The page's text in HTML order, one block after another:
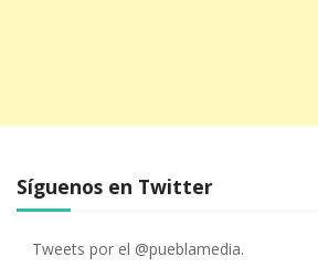
Síguenos en Twitter
Tweets por el @pueblamedia.